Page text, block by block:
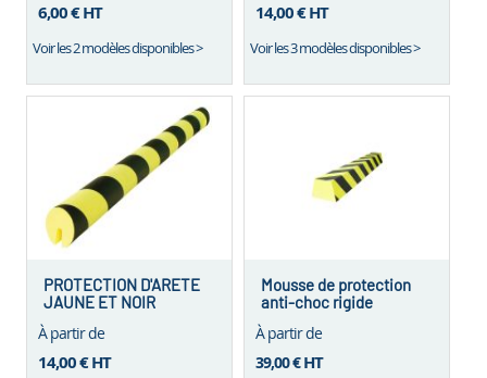
6,00 €HT
Voir les 2 modèles disponibles >
14,00 €HT
Voir les 3 modèles disponibles >
PROTECTION D'ARETE
JAUNE ET NOIR
À partir de
14,00 €HT
Mousse de protection
anti-choc rigide
À partir de
39,00 € HT